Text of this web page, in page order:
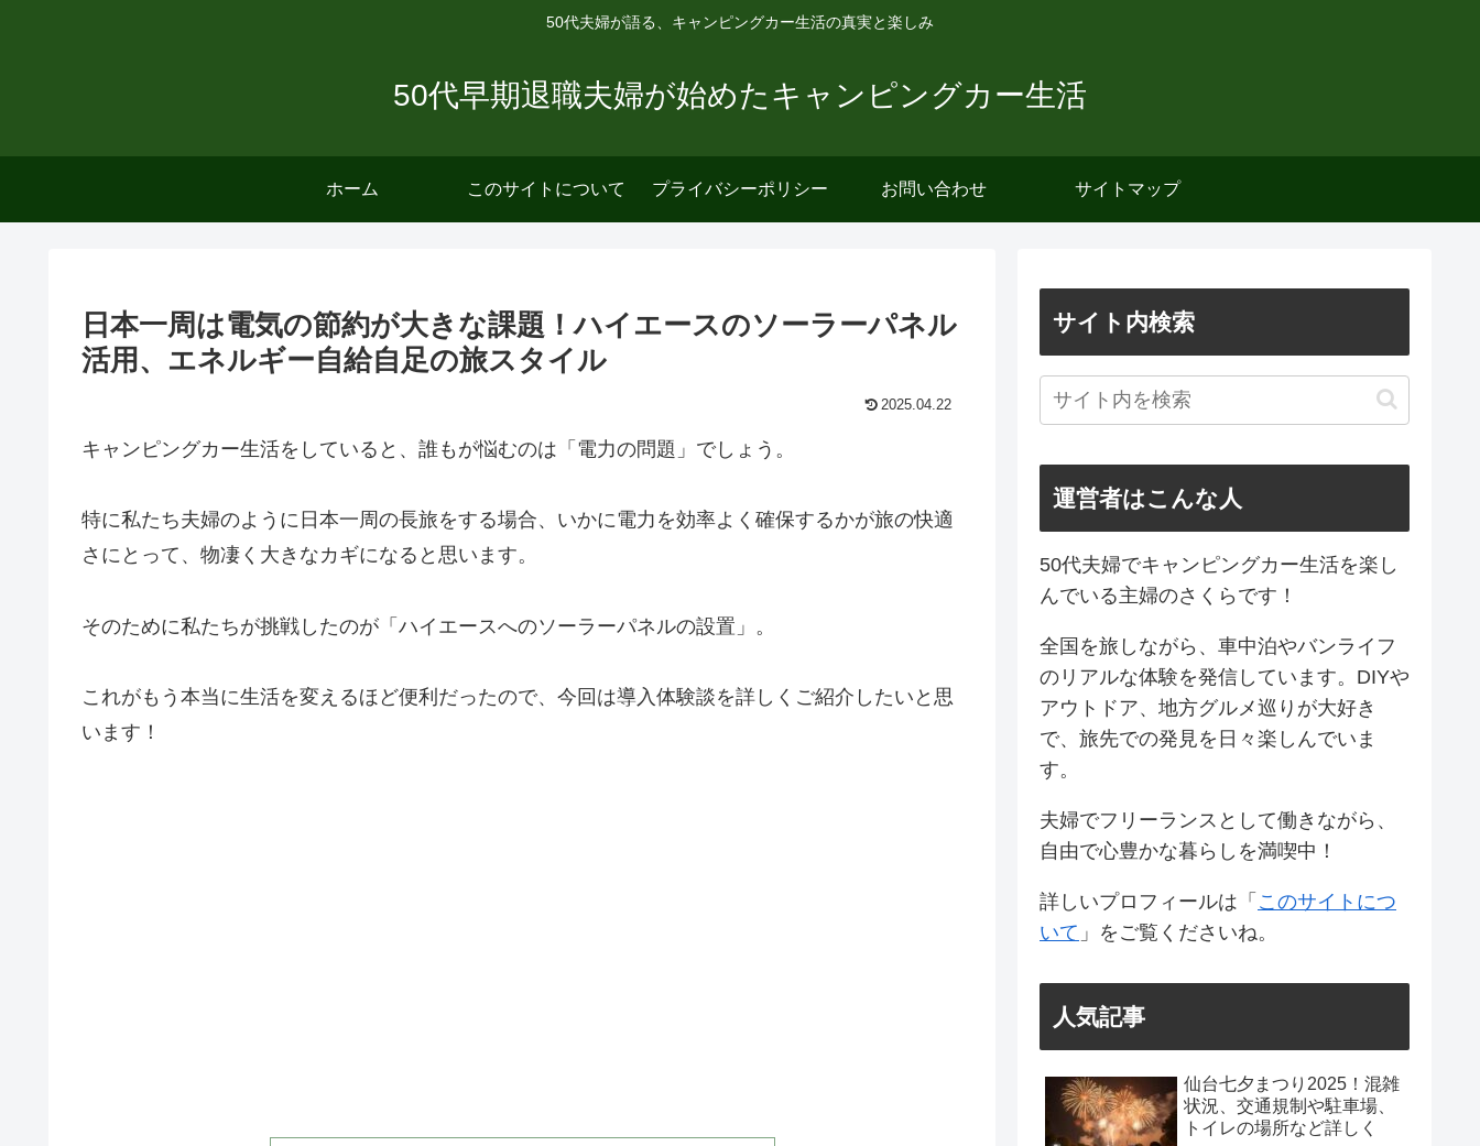
50代夫婦が語る、キャンピングカー生活の真実と楽しみ
50代早期退職夫婦が始めたキャンピングカー生活
ホーム このサイトについて プライバシーポリシー お問い合わせ サイトマップ
日本一周は電気の節約が大きな課題！ハイエースのソーラーパネル
活用、エネルギー自給自足の旅スタイル
2025.04.22
キャンピングカー生活をしていると、誰もが悩むのは「電力の問題」でしょう。
特に私たち夫婦のように日本一周の長旅をする場合、いかに電力を効率よく確保するかが旅の快適
さにとって、物凄く大きなカギになると思います。
そのために私たちが挑戦したのが「ハイエースへのソーラーパネルの設置」。
これがもう本当に生活を変えるほど便利だったので、今回は導入体験談を詳しくご紹介したいと思
います！
サイト内検索
運営者はこんな人
50代夫婦でキャンピングカー生活を楽し
んでいる主婦のさくらです！
全国を旅しながら、車中泊やバンライフ
のリアルな体験を発信しています。DIYや
アウトドア、地方グルメ巡りが大好き
で、旅先での発見を日々楽しんでいま
す。
夫婦でフリーランスとして働きながら、
自由で心豊かな暮らしを満喫中！
詳しいプロフィールは「 このサイトにつ
いて 」をご覧くださいね。
人気記事
仙台七夕まつり2025！混雑
状況、交通規制や駐車場、
トイレの場所など詳しく